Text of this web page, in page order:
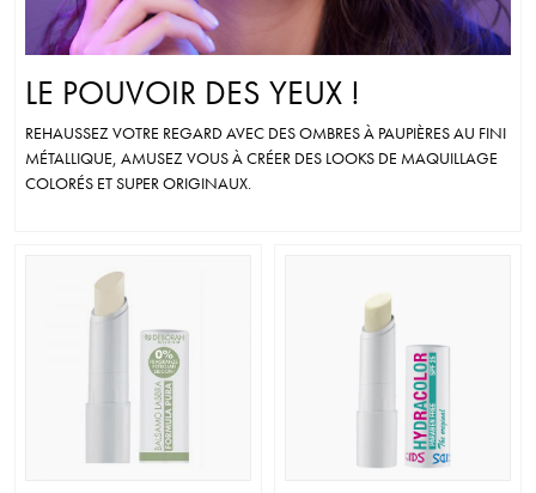
la
page
du
produit
la
page
LE POUVOIR DES YEUX !
REHAUSSEZ VOTRE REGARD AVEC DES OMBRES À PAUPIÈRES AU FINI
MÉTALLIQUE, AMUSEZ VOUS À CRÉER DES LOOKS DE MAQUILLAGE
COLORÉS ET SUPER ORIGINAUX.